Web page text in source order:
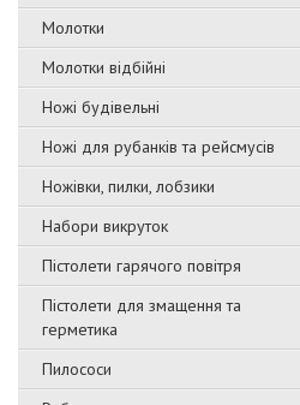
Молотки
Молотки відбійні
Ножі будівельні
Ножі для рубанків та рейсмусів
Ножівки, пилки, лобзики
Набори викруток
Пістолети гарячого повітря
Пістолети для змащення та
герметика
Пилососи